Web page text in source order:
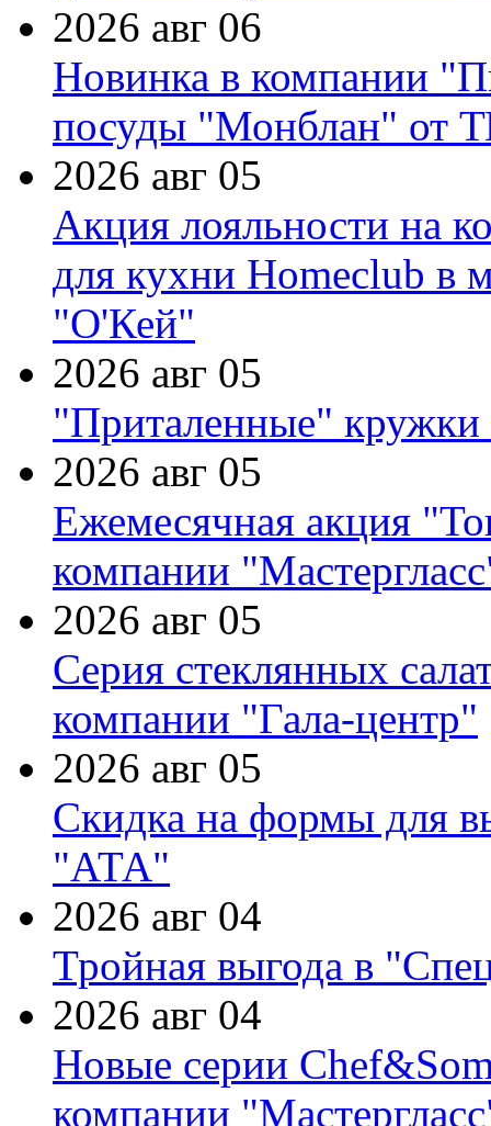
2026 авг 06
Новинка в компании
посуды "Монблан" от
2026 авг 05
Акция лояльности на
для кухни Homeclub в
"О'Кей"
2026 авг 05
"Приталенные" кружки
2026 авг 05
Ежемесячная акция
компании
2026 авг 05
Серия стеклянных
компании "Гала-центр"
2026 авг 05
Скидка на формы для
"АТА"
2026 авг 04
Тройная выгода в
2026 авг 04
Новые серии
компании